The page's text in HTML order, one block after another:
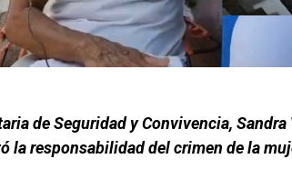
de Seguridad y Convivencia,
la responsabilidad del crimen de la